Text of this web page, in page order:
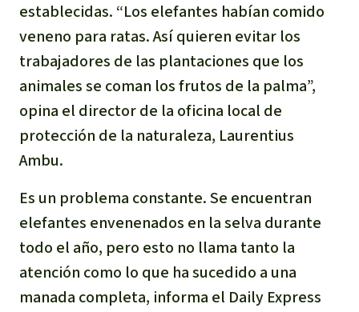
establecidas. “Los elefantes habían comido
veneno para ratas. Así quieren evitar los
trabajadores de las plantaciones que los
animales se coman los frutos de la palma”,
opina el director de la oficina local de
protección de la naturaleza, Laurentius
Ambu.
Es un problema constante. Se encuentran
elefantes envenenados en la selva durante
todo el año, pero esto no llama tanto la
atención como lo que ha sucedido a una
manada completa, informa el Daily Express